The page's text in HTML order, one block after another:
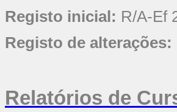
Registo inicial: R/A-Ef
Registo de alterações:
Relatórios de